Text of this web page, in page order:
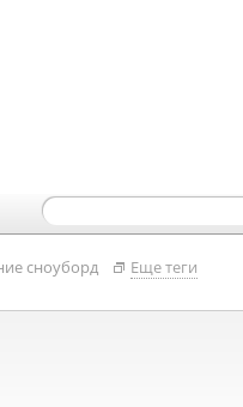
сноуборд Еще теги